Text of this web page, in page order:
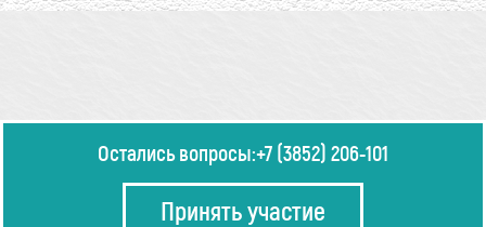
Остались вопросы:+7 (3852) 206-101
Принять участие